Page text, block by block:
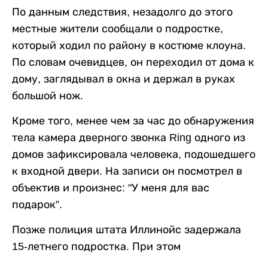
По данным следствия, незадолго до этого
местные жители сообщали о подростке,
который ходил по району в костюме клоуна.
По словам очевидцев, он переходил от дома к
дому, заглядывал в окна и держал в руках
большой нож.
Кроме того, менее чем за час до обнаружения
тела камера дверного звонка Ring одного из
домов зафиксировала человека, подошедшего
к входной двери. На записи он посмотрел в
объектив и произнес: "У меня для вас
подарок”.
Позже полиция штата Иллинойс задержала
15-летнего подростка. При этом